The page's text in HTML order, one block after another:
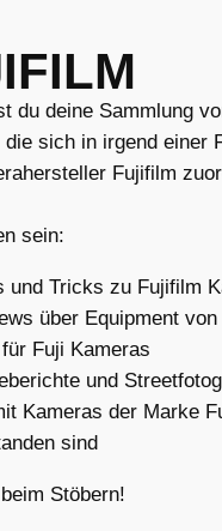
du deine Sammlung
die sich in irgend einer
Fujifilm
sein:
und Tricks zu Fujifilm
über Equipment
Fuji Kameras
und
Kameras der Marke
sind
Stöbern!